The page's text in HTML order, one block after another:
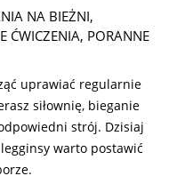
NA BIEŻNI,
ĆWICZENIA, PORANNE
uprawiać regularnie
siłownię, bieganie
strój. Dzisiaj
warto postawić